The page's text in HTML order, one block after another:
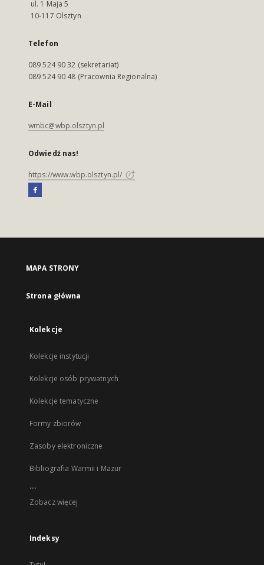
ul. 1 Maja 5
10-117 Olsztyn
Telefon
089 524 90 32 (sekretariat)
089 524 90 48 (Pracownia Regionalna)
E-Mail
wmbc@wbp.olsztyn.pl
Odwiedź nas!
https://www.wbp.olsztyn.pl/
MAPA STRONY
Strona główna
Kolekcje
Kolekcje instytucji
Kolekcje osób prywatnych
Kolekcje tematyczne
Formy zbiorów
Zasoby elektroniczne
Bibliografia Warmii i Mazur
...
Zobacz więcej
Indeksy